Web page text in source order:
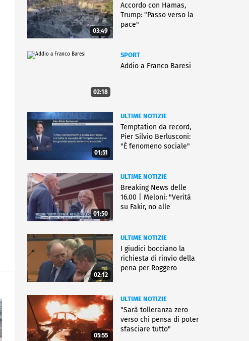
03:49
Accordo con Hamas,
Trump: "Passo verso la
pace"
02:18
SPORT
Addio a Franco Baresi
01:51
ULTIME NOTIZIE
Temptation da record,
Pier Silvio Berlusconi:
"È fenomeno sociale"
01:50
ULTIME NOTIZIE
Breaking News delle
16.00 | Meloni: "Verità
su Fakir, no alle
02:12
ULTIME NOTIZIE
I giudici bocciano la
richiesta di rinvio della
pena per Roggero
05:55
ULTIME NOTIZIE
"Sarà tolleranza zero
verso chi pensa di poter
sfasciare tutto"